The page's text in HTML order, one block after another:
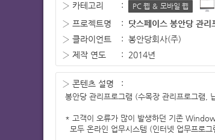
› 카테고리 : PC 웹 ＆ 모바일 웹
› 프로젝트명 :
닷스페이스 봉안당 관
› 클라이언트
: 봉안당회사(주)
› 제작 연도
: 2014년
› 콘텐츠 설명 :
봉안당 관리프로그램 (수목장 관리프로그램,
* 고객이 오류가 많이 발생하던 기존